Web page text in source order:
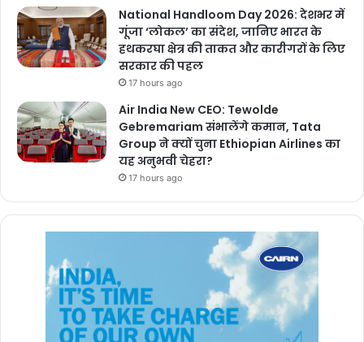
National Handloom Day 2026: देशभर में
गूंजा ‘लोकल’ का संदेश, जानिए भारत के
हथकरघा क्षेत्र की ताकत और कारीगरों के लिए
सरकार की पहल
17 hours ago
Air India New CEO: Tewolde
Gebremariam संभालेंगे कमान, Tata
Group ने क्यों चुना Ethiopian Airlines का
यह अनुभवी चेहरा?
17 hours ago